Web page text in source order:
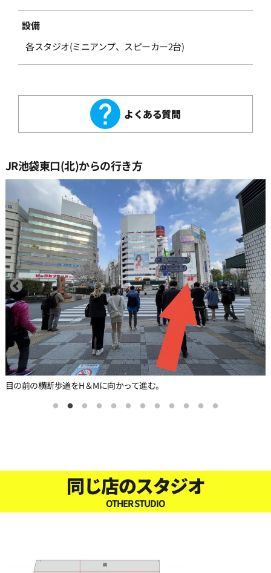
設備
各スタジオ(ミニアンプ、スピーカー2台)
よくある質問
JR池袋東口(北)からの行き方
目の前の横断歩道をH＆Mに向かって進む。
同じ店のスタジオ
OTHER STUDIO